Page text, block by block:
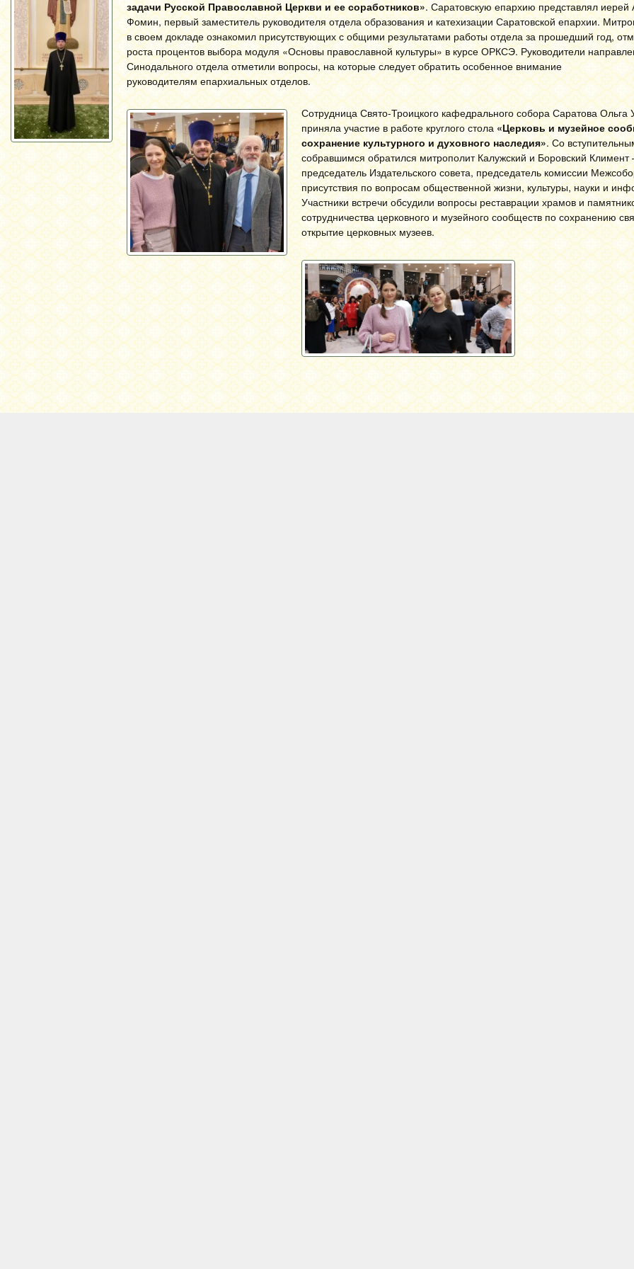
задачи Русской Православной Церкви и ее соработников».Саратовскую епархию представлял иерей
Фомин, первый заместитель руководителя отдела образования и катехизации Саратовской епархии.
в своем докладе ознакомил присутствующих с общими результатами работы отдела за прошедший год,
роста процентов выбора модуля «Основы православной культуры» в курсе ОРКСЭ. Руководители
Синодального отдела отметили вопросы, на которые следует обратить особенное внимание
руководителям епархиальных отделов.
Сотрудница Свято-Троицкого кафедрального собора Саратова Ольга
приняла участие в работе круглого стола«Церковь и музейное
сохранение культурного и духовного наследия». Со
собравшимся обратился митрополит Калужский и Боровский
председатель Издательского совета, председатель комиссии
присутствия по вопросам общественной жизни, культуры, науки и
Участники встречи обсудили вопросы реставрации храмов и
сотрудничества церковного и музейного сообществ по сохранению
открытие церковных музеев.